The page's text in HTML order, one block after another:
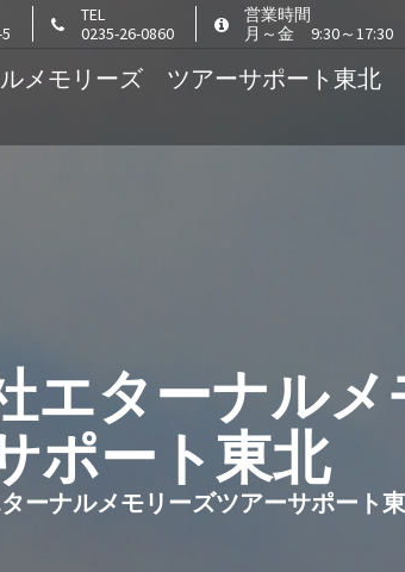
TEL
0235-26-0860
営業時間
月～金 9:30～17:30
メモリーズ ツアーサポート東北
エターナル
ポート東北
ーナルメモリーズツアーサポート